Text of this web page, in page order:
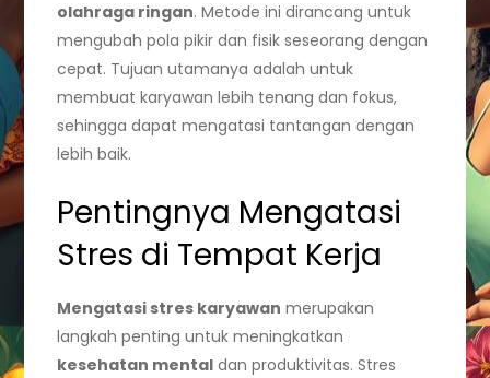
olahraga ringan. Metode ini dirancang untuk
mengubah pola pikir dan fisik seseorang dengan
cepat. Tujuan utamanya adalah untuk
membuat karyawan lebih tenang dan fokus,
sehingga dapat mengatasi tantangan dengan
lebih baik.
Pentingnya Mengatasi
Stres di Tempat Kerja
Mengatasi stres karyawan merupakan
langkah penting untuk meningkatkan
kesehatan mental dan produktivitas. Stres